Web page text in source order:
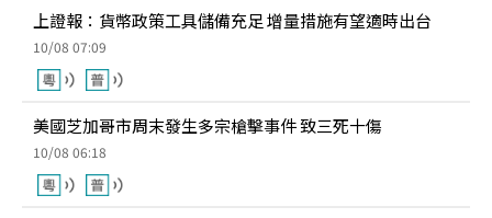
上證報：貨幣政策工具儲備充足 增量措施有望適時出台
10/08 07:09
美國芝加哥市周末發生多宗槍擊事件 致三死十傷
10/08 06:18